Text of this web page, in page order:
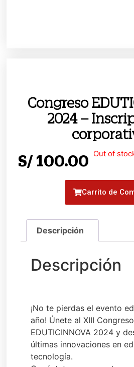
Congreso
2024 –
S/ 100.00 Out of
Carrito de
¡No te pierdas el evento
año! Únete al XIII
EDUTICINNOVA 2024 y
últimas innovaciones en
tecnología.